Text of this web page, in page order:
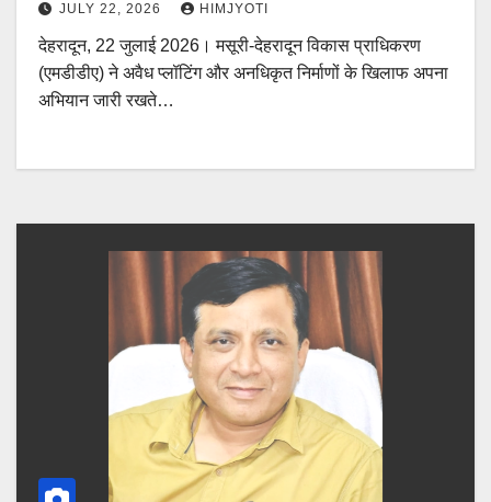
JULY 22, 2026 HIMJYOTI
देहरादून, 22 जुलाई 2026। मसूरी-देहरादून विकास प्राधिकरण
(एमडीडीए) ने अवैध प्लॉटिंग और अनधिकृत निर्माणों के खिलाफ अपना
अभियान जारी रखते…